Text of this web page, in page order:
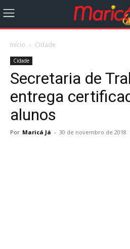
Início Cidade
Cidade
Secretaria de
entrega
alunos
Por Maricá Já - 30 de novembro de 2018